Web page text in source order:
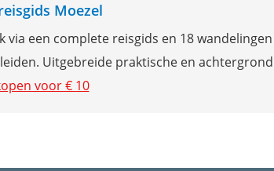
Moezel
via een complete reisgids en 18
Uitgebreide praktische en
voor € 10